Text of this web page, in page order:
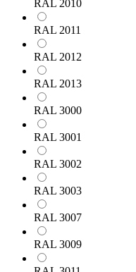
RAL 2010
RAL 2011
RAL 2012
RAL 2013
RAL 3000
RAL 3001
RAL 3002
RAL 3003
RAL 3007
RAL 3009